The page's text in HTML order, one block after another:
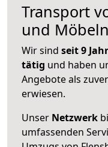
Transport
und
Wir sind seit 9
tätig und haben
Angebote als
erwiesen.
Unser Netzwerk
umfassenden